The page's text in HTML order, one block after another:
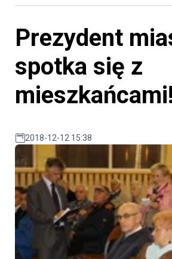
Prezydent
spotka się z
mieszkańcami!
2018-12-12 15:38